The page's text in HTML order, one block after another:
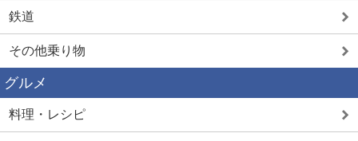
鉄道
その他乗り物
グルメ
料理・レシピ